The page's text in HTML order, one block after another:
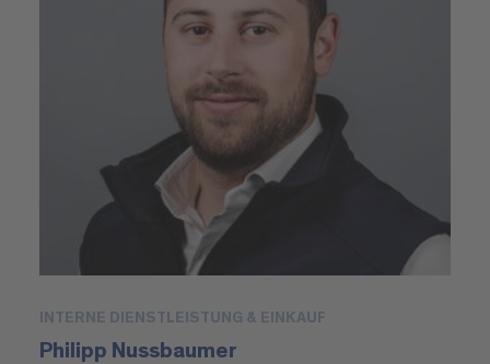
INTERNE DIENSTLEISTUNG & EINKAUF
Philipp Nussbaumer